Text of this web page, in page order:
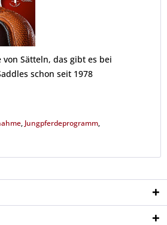
Sätteln, das gibt es bei
schon seit 1978
, Jungpferdeprogramm,